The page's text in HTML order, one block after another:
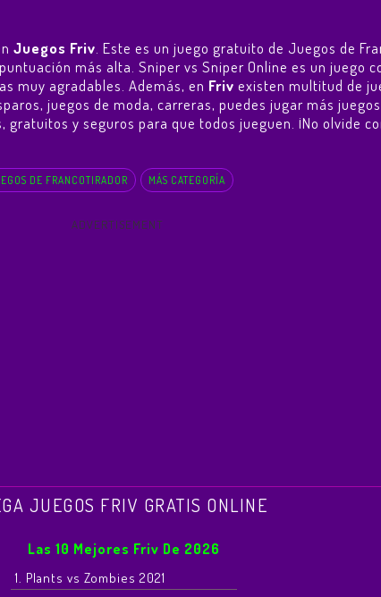
Juegos Friv . Este es un juego gratuito de Juegos de
más alta. Sniper vs Sniper Online es un juego
muy agradables. Además, en Friv existen multitud de
juegos de moda, carreras, puedes jugar más
gratuitos y seguros para que todos jueguen. ¡No olvide
DE FRANCOTIRADOR MÁS CATEGORÍA
ADVERTISEMENT
JUEGOS FRIV GRATIS ONLINE
Las 10 Mejores Friv De 2026
1. Plants vs Zombies 2021